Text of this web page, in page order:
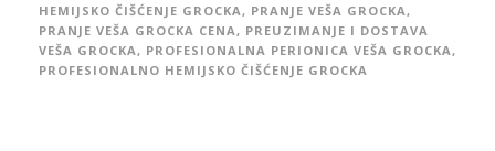
HEMIJSKO ČIŠĆENJE GROCKA , PRANJE VEŠA GROCKA ,
PRANJE VEŠA GROCKA CENA , PREUZIMANJE I DOSTAVA
VEŠA GROCKA , PROFESIONALNA PERIONICA VEŠA GROCKA ,
PROFESIONALNO HEMIJSKO ČIŠĆENJE GROCKA